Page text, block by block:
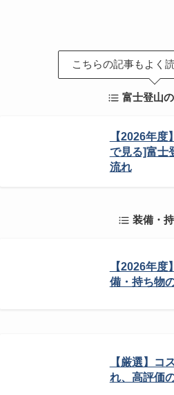
こちらの記事もよく
富士登山
【2026年
で見る]富士
流れ
装備・
【2026年
備・持ち物
【厳選】コ
れ、高評価